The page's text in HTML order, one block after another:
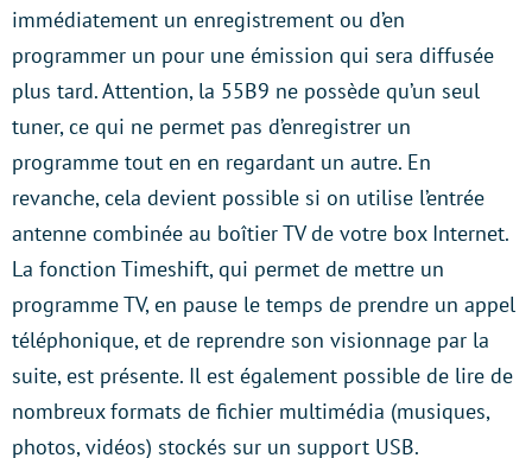
immédiatement un enregistrement ou d’en
programmer un pour une émission qui sera diffusée
plus tard. Attention, la 55B9 ne possède qu’un seul
tuner, ce qui ne permet pas d’enregistrer un
programme tout en en regardant un autre. En
revanche, cela devient possible si on utilise l’entrée
antenne combinée au boîtier TV de votre box Internet.
La fonction Timeshift, qui permet de mettre un
programme TV, en pause le temps de prendre un appel
téléphonique, et de reprendre son visionnage par la
suite, est présente. Il est également possible de lire de
nombreux formats de fichier multimédia (musiques,
photos, vidéos) stockés sur un support USB.